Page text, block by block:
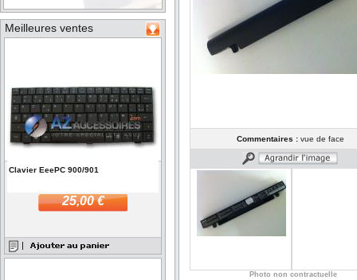
Meilleures ventes
Clavier EeePC 900/901
25,00 €
Commentaires :vue de face
Photo non contractuelle